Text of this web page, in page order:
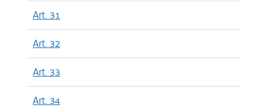
Art. 31
Art. 32
Art. 33
Art. 34